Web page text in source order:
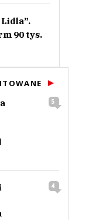
90 tys.
5
4